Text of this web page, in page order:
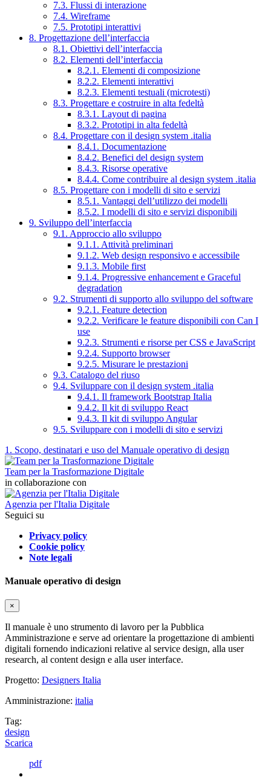
7.3. Flussi di interazione
7.4. Wireframe
7.5. Prototipi interattivi
8. Progettazione dell’interfaccia
8.1. Obiettivi dell’interfaccia
8.2. Elementi dell’interfaccia
8.2.1. Elementi di composizione
8.2.2. Elementi interattivi
8.2.3. Elementi testuali (microtesti)
8.3. Progettare e costruire in alta fedeltà
8.3.1. Layout di pagina
8.3.2. Prototipi in alta fedeltà
8.4. Progettare con il design system .italia
8.4.1. Documentazione
8.4.2. Benefici del design system
8.4.3. Risorse operative
8.4.4. Come contribuire al design system .italia
8.5. Progettare con i modelli di sito e servizi
8.5.1. Vantaggi dell’utilizzo dei modelli
8.5.2. I modelli di sito e servizi disponibili
9. Sviluppo dell’interfaccia
9.1. Approccio allo sviluppo
9.1.1. Attività preliminari
9.1.2. Web design responsivo e accessibile
9.1.3. Mobile first
9.1.4. Progressive enhancement e Graceful
degradation
9.2. Strumenti di supporto allo sviluppo del software
9.2.1. Feature detection
9.2.2. Verificare le feature disponibili con Can I
use
9.2.3. Strumenti e risorse per CSS e JavaScript
9.2.4. Supporto browser
9.2.5. Misurare le prestazioni
9.3. Catalogo del riuso
9.4. Sviluppare con il design system .italia
9.4.1. Il framework Bootstrap Italia
9.4.2. Il kit di sviluppo React
9.4.3. Il kit di sviluppo Angular
9.5. Sviluppare con i modelli di sito e servizi
1. Scopo, destinatari e uso del Manuale operativo di design
Team per la Trasformazione Digitale
in collaborazione con
Agenzia per l'Italia Digitale
Seguici su
Privacy policy
Cookie policy
Note legali
Manuale operativo di design
×
Il manuale è uno strumento di lavoro per la Pubblica
Amministrazione e serve ad orientare la progettazione di ambienti
digitali fornendo indicazioni relative al service design, alla user
research, al content design e alla user interface.
Progetto: Designers Italia
Amministrazione: italia
Tag:
design
Scarica
pdf